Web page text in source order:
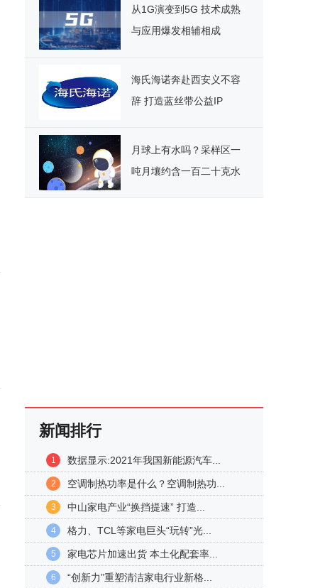
从1G演变到5G 技术成熟
与应用爆发相辅相成
海氏海诺奔赴西安义不容
辞 打造蓝丝带公益IP
月球上有水吗？采样区一
吨月壤约含一百二十克水
新闻排行
1 数据显示:2021年我国新能源汽车...
2 空调制热功率是什么？空调制热功...
3 中山家电产业“换挡提速” 打造...
4 格力、TCL等家电巨头“玩转”光...
5 家电芯片加速出货 本土化配套率...
6 “创新力”重塑清洁家电行业新格...